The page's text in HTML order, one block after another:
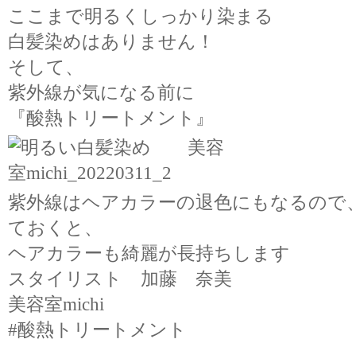
ここまで明るくしっかり染まる
白髪染めはありません！
そして、
紫外線が気になる前に
『酸熱トリートメント』
紫外線はヘアカラーの退色にもなるので
ておくと、
ヘアカラーも綺麗が長持ちします
スタイリスト 加藤 奈美
美容室michi
#酸熱トリートメント